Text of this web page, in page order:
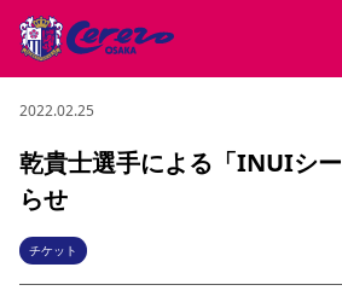
試合・チーム
試合について
試合日程 / 結果
チームについて
観戦する
チケット
クラブを知る
2022.02.25
乾貴士選手による「INUIシ
らせ
チケット